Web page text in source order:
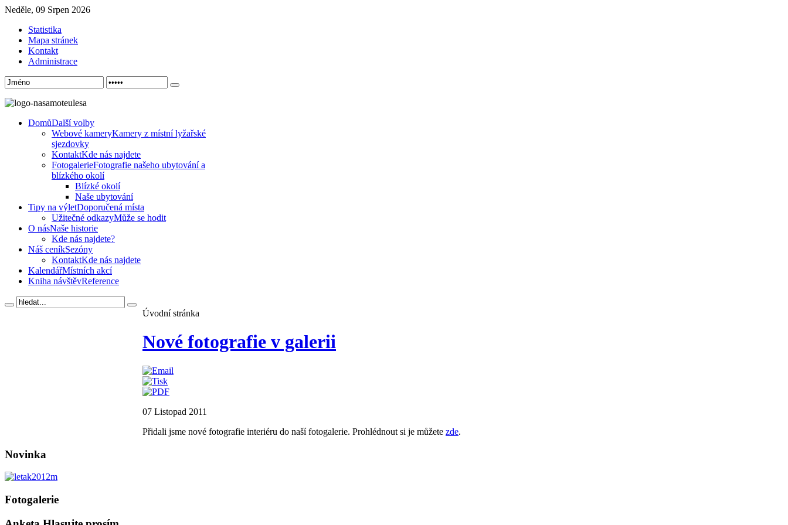
Neděle, 09 Srpen 2026
Statistika
Mapa stránek
Kontakt
Administrace
DomůDalší volby
Webové kameryKamery z místní lyžařské
sjezdovky
KontaktKde nás najdete
FotogalerieFotografie našeho ubytování a
blízkého okolí
Blízké okolí
Naše ubytování
Tipy na výletDoporučená místa
Užitečné odkazyMůže se hodit
O násNaše historie
Kde nás najdete?
Náš ceníkSezóny
KontaktKde nás najdete
KalendářMístních akcí
Kniha návštěvReference
Úvodní stránka
Nové fotografie v galerii
07 Listopad 2011
Přidali jsme nové fotografie interiéru do naší fotogalerie. Prohlédnout si je můžete zde.
Novinka
Fotogalerie